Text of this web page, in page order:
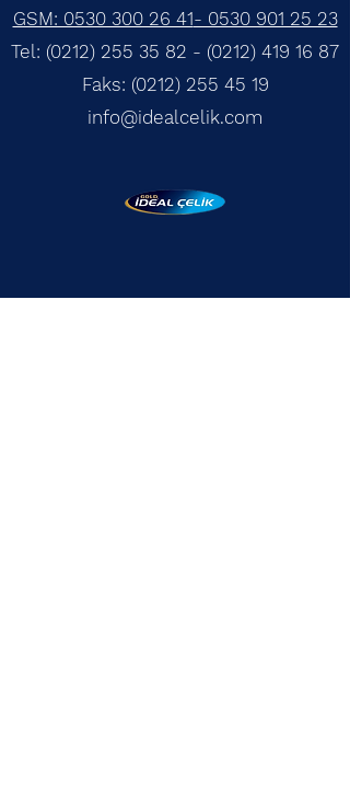
GSM: 0530 300 26 41- 0530 901 25 23
Tel: (0212) 255 35 82 - (0212) 419 16 87
Faks: (0212) 255 45 19
info@idealcelik.com